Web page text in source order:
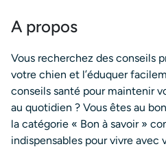
A propos
Vous recherchez des conseils
votre chien et l’éduquer
conseils santé pour maintenir
au quotidien ? Vous êtes au
la catégorie « Bon à savoir »
indispensables pour vivre avec